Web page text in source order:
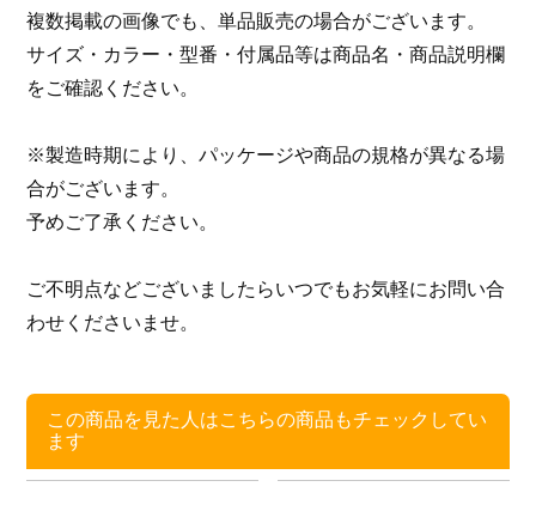
複数掲載の画像でも、単品販売の場合がございます。
サイズ・カラー・型番・付属品等は商品名・商品説明欄
をご確認ください。
※製造時期により、パッケージや商品の規格が異なる場
合がございます。
予めご了承ください。
ご不明点などございましたらいつでもお気軽にお問い合
わせくださいませ。
この商品を見た人はこちらの商品もチェックしてい
ます